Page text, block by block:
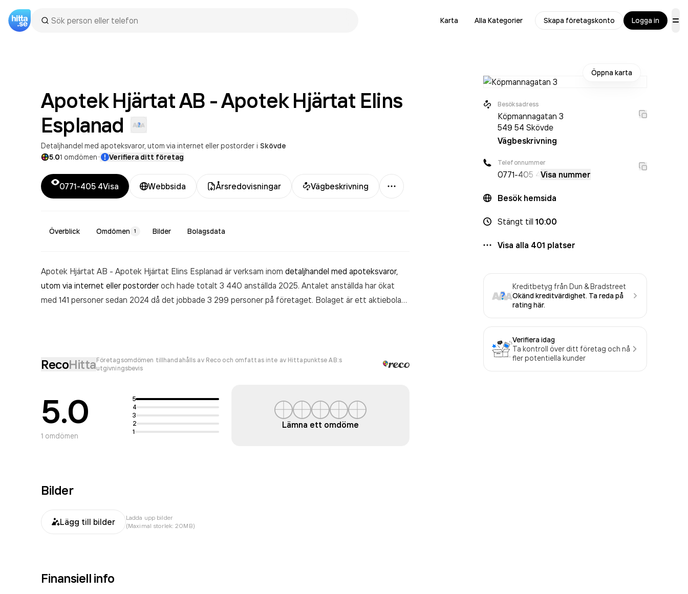
Karta Alla Kategorier Skapa företagskonto Logga in
Apotek Hjärtat AB - Apotek Hjärtat Elins
Esplanad
Detaljhandel med apoteksvaror, utom via internet eller postorder i Skövde
5.01 omdömen· Verifiera ditt företag
0771-405 4Visa Webbsida Årsredovisningar Vägbeskrivning
Mer
Överblick Omdömen 1 Bilder Bolagsdata
Apotek Hjärtat AB - Apotek Hjärtat Elins Esplanad är verksam inom detaljhandel med apoteksvaror,
utom via internet eller postorderoch hade totalt 3 440 anställda 2025. Antalet anställda har ökat
med 141 personer sedan 2024 då det jobbade 3 299 personer på företaget. Bolaget är ett aktiebolag
RecoHittaFöretagsomdömen tillhandahålls av Reco och omfattas inte av Hittapunktse AB:s
utgivningsbevis
5.0
1 omdömen
5
4
3
2
1
Lämna ett omdöme
Bilder
Lägg till bilder
Ladda upp bilder
(Maximal storlek: 20MB)
Finansiell info
Öppna karta
Besöksadress
Köpmannagatan 3
549 54 Skövde
Vägbeskrivning
Telefonnummer
0771-405 4 Visa nummer
Besök hemsida
Stängt till 10:00
Visa alla 401 platser
Kreditbetyg från Dun & Bradstreet
Okänd kreditvärdighet. Ta reda på
rating här.
Verifiera idag
Ta kontroll över ditt företag och nå
fler potentiella kunder